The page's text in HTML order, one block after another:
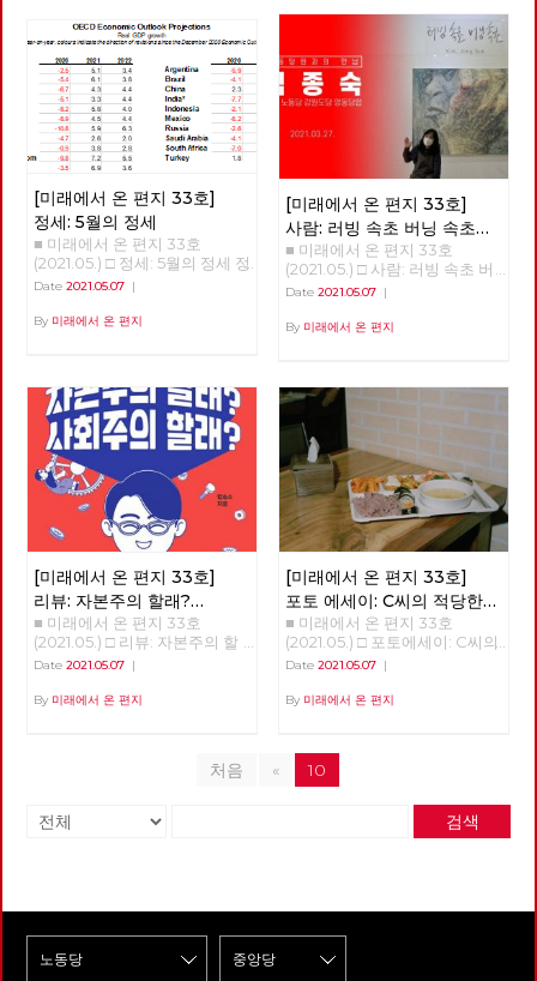
다. 당원과 당원 사이의 선, 지역
과 지역 사이의 선, 당 안과 밖 사
이의 선, 그리고 과거와 현재, 미
래와 현재 사이의 선들을 이어
활성화할 때, 노동당의 광장 또
한 다시 열리고 다시 확장해 갈
것입니다. 어려운 조건이지만,
김석정, 나도원, 안보영, 이용규,
적야, 현린 6인의 편집위원이 우
선 시작합니다. 이갑용, 임수태,
홍세화 고문과 김일규, 김종숙
동지를 비롯한 당원들이 함께 해
주셨습니다. 덕분에 [미래에서
온 편지] 복간호인 33호를 시작
할 수 있었습니다. 앞으로 더 많
리라 믿습니다. 고맙습니다. 현
상에 알리는 장으로, 또한 우리
함께 학습하고 토론하는 텃밭으
로 활용되기를 바랍니다. “조직
하라, 학습하라, 선전(홍보)하
라”는 세월의 흐름 속에서도 결
코 시들 수 없는 명제입니다. 어
려운 시절을 보내고 또 보냈습니
다. 시지프스가 바위를 다시 끌
마음가짐으로 <미래에서 온 편
지>와 함께 하기 바랍니다. 임수
태 고문 ‘미래에서 온 편지’가
복간된다니 기쁩니다. 기관지가
당원들의 마음을 이어주는 다리
가 되고 침체된 당의 분위기를
깨뜨리는 활력소가 되어주었으
는 불평등과 환경 파괴, 기후 위
기 등은 자본주의 체제가 더 이
상 지속 가능하지 않다는 경고입
니다. 하지만 대한민국에서 자본
주의를 극복하지 않으면 안 된다
는 입장을 분명히 밝히고 있는
공당은 우리 노동당 밖에 없습니
다. 이런 이유 하나만으로도 우
리 노동당의 존재 이유는 충분하
다고 생각합니다. 기관지가 우리
노동당의 존재 이유를 증명하는
데 큰 역할을 해 주기를 바랍니
다. 이갑용 고문 노동당 기관지
복간을 바라 보며, 당대표 시절
'미래에서 온 편지'를 폐간하면
기관지를 재정 문제로 폐간을 하
이야기들 한 권이라도 더 살리려
고 사용하지 않는 복도에 보관을
책들마저도 둘 공간이 없어 폐기
처분했습니다. 아픔이 많은 기관
이기에 지키는 것은 어렵지 않으
리라 생각합니다. 앞장서 복간을
준비하신 동지들의 노고에 감사
드리고 기관지가 복간되면 당원
개념에서 벗어나고, 인간과 인간
사이는 물론 인간과 자연 사이의
관계를 재구성해야 한다는 의미
이다. 한국 사회에서 우리의 모
든 목표는 성장이었다. 우리 의
식을 지배하는 '소유와 성장'을
넘어 '관계와 성숙'이라는 개념
으로 변혁해야 한다. 해방의 조
건은 관계의 성숙 한국 사회는
총체적 위기에 몰려 있다. 이 위
기는 임계점에 가까이 왔다. 두
가지 위기가 있다. 자연과 기후
의 생태적 위기, 그리고 기술 혁
명으로 인한 체제 자체의 위기
다. 곧 인간이 통제할 수 없는 세
상이 올 것이다. ‘좀비’와 같은 처
지로 인간이 전락할 지도 모른
다. 통제할 수 없는 세상에서 인
것이다. <1984>와 <멋진 신세계
>의 제조되는 인간상, 그 세상이
얼마 남지 않았다. 학자들은 거
기까지 10~20년을 말한다. ‘정
권이 아니라 체제를 바꿔야 한
다’는 우리 당의 모토는 그래서
의미가 있다. 그런데도 우리는
아직 자본주의 체제가 강요한 소
유의 문제에서 전혀 벗어나지 못
한 현실에 있다. 노예의 반란이
성공해도 주인만 바뀔 뿐이지 노
예는 노예로 남는다. 지난날 촛
불 혁명에 이은 오늘 정치 현실
을 보라. 이런 현실을 기대한 것
인가. ‘노예’를 ‘인민’으로 바꾸어
금까지 계속 혁명과 투쟁을 말해
고 혁명조차도 권력을 소유하려
고 한다. 소유에 매몰되어 있을
다. 소유는 주체와 객체를 필연
적으로 구분하고 객체를 타자화
지 않는가? 그리하여 우리는 해
방의 조건을 이제 '소유와 성
장'이 아닌 '관계의 성숙'으로 재
구성해야 한다. 문제는 소유다
[미래에서 온 편지 33호]
정세: 5월의 정세
■ 미래에서 온 편지 33호
(2021.05.) □ 정세: 5월의 정세 정
세 (1) - '경제회복'의 뒤에 가려진
께 번지기 시작한 코로나19 바이
던 것들을 보이도록 만들기도 했
다. 또한, 리오데자네이로에서의
나비의 날갯짓이 만든 미국의 허
리케인과도 같은 의외의 변화를
일으키기도 했다. 아직도 미래에
대한 불확실성이 사라졌다고 할
수는 없지만, 분명 지난 일년 반
정도의 시간 동안 바이러스 자체
에 대한 지식은 늘어났으며, 완
전하다고 할 수는 없지만 예방백
신과 치료제들이 만들어졌다. 또
한, 어떤 방역체계가 잘 작동하
는지 아닌지를 판별할 수 있는
경험들도 쌓이기 시작했다. 그와
함께, 이 바이러스의 창궐이 우
하는 점에 대한 단초들도 보이기
근 들어, 코로나19 바이러스의
확산 초기와 다른 변화 중 하나
역의 성공 정도를 경제성장률이
표였고, 아직도 국가별 질병의
확산 정도를 나타낼 때 이런 지
표를 사용하고 있다. 다만, 시간
이 지나면서 질병의 방역 정도
Date 2021.05.07 |
By 미래에서 온 편지
[미래에서 온 편지 33호]
사람: 러빙 속초 버닝 속초
‘김종숙’
■ 미래에서 온 편지 33호
(2021.05.) □ 사람: 러빙 속초 버
닝 속초 ‘김종숙’ 지난 3월, 서
서 화가이자 노동당 당원이신 김
시회를 찾아, 김종숙 동지와 속
깊은 인터뷰를 진행했습니다.
Date 2021.05.07|
By 미래에서 온 편지
[미래에서 온 편지 33호]
리뷰: 자본주의 할래?
사회주의 할래?
■ 미래에서 온 편지 33호
(2021.05.) □ 리뷰: 자본주의 할
래? 사회주의 할래? 자본주의와
입문서 자본주의와 사회주의.
무엇인가? 사회주의란 무엇인
떤 체제가 더 바람직한가? 그리
고 그 이유는 무엇인가? 이 질문
작가의 『자본주의 할래? 사회
자본주의와 사회주의를 대변하
Date 2021.05.07 |
By 미래에서 온 편지
[미래에서 온 편지 33호]
포토 에세이: C씨의 적당한
식단
■ 미래에서 온 편지 33호
(2021.05.) □ 포토에세이: C씨의
적당한 식단 그는 한 동안 구로
있었습니다. 건설기계 자격증을
한식부페에 갔기 때문입니다.
지금 생각해보면 솔직히 맛이 좋
도 나라에서 주는 카드로 식권을
받아 언젠간 나도 고급 노동자가
었습니다. '이게 내 삶에 도움이
지, 죽을 수도 있을거야.' 등의 생
Date 2021.05.07|
By 미래에서 온 편지
처음 « 10
검색